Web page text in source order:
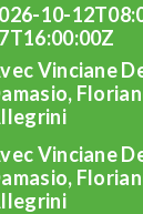
10-
Vinciane
Vinciane